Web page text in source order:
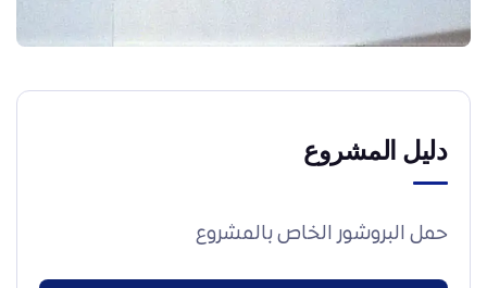
دليل المشروع
حمل البروشور الخاص بالمشروع